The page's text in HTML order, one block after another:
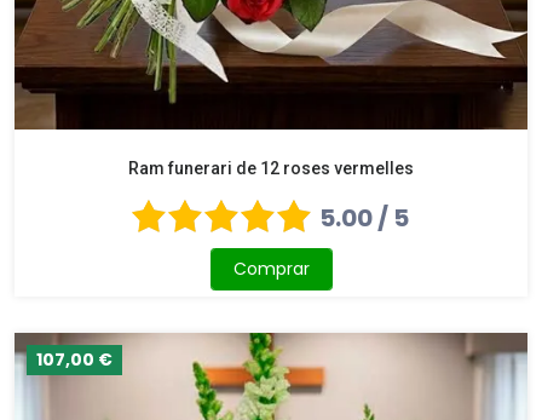
Ram funerari de 12 roses vermelles
5.00 / 5
Comprar
107,00 €